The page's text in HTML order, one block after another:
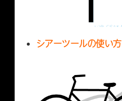
シアーツールの使い方